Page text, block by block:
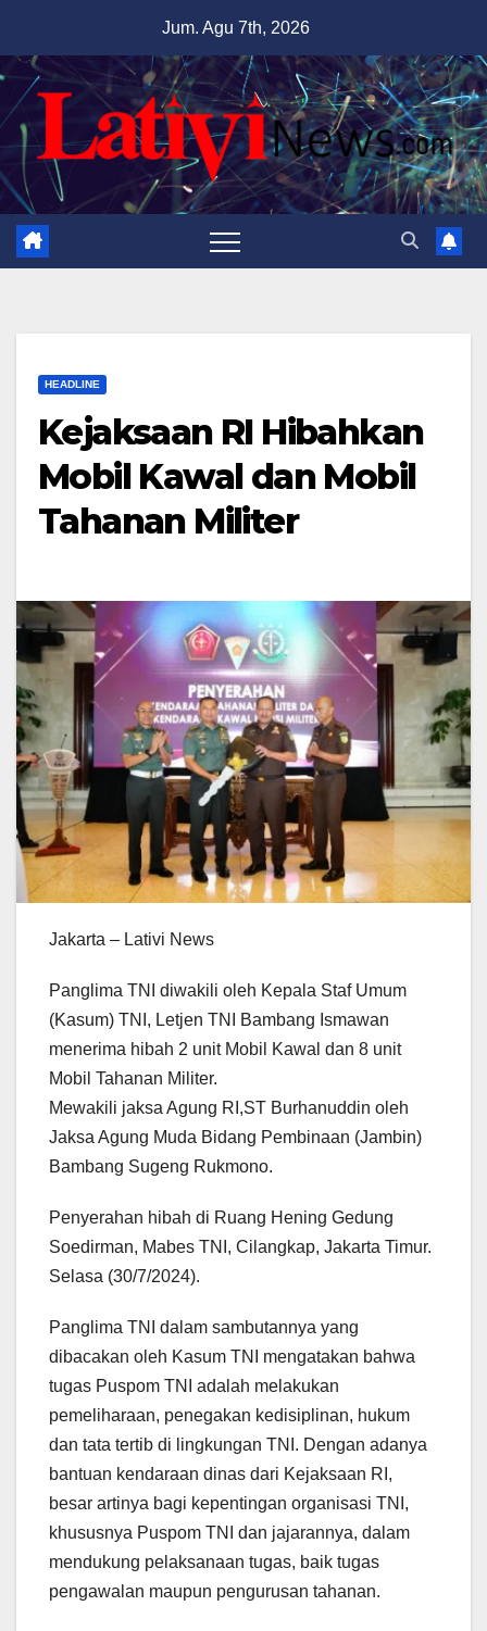
content
Jum. Agu 7th, 2026
HEADLINE
Kejaksaan RI Hibahkan
Mobil Kawal dan Mobil
Tahanan Militer
Jakarta – Lativi News
Panglima TNI diwakili oleh Kepala Staf Umum
(Kasum) TNI, Letjen TNI Bambang Ismawan
menerima hibah 2 unit Mobil Kawal dan 8 unit
Mobil Tahanan Militer.
Mewakili jaksa Agung RI,ST Burhanuddin oleh
Jaksa Agung Muda Bidang Pembinaan (Jambin)
Bambang Sugeng Rukmono.
Penyerahan hibah di Ruang Hening Gedung
Soedirman, Mabes TNI, Cilangkap, Jakarta Timur.
Selasa (30/7/2024).
Panglima TNI dalam sambutannya yang
dibacakan oleh Kasum TNI mengatakan bahwa
tugas Puspom TNI adalah melakukan
pemeliharaan, penegakan kedisiplinan, hukum
dan tata tertib di lingkungan TNI. Dengan adanya
bantuan kendaraan dinas dari Kejaksaan RI,
besar artinya bagi kepentingan organisasi TNI,
khususnya Puspom TNI dan jajarannya, dalam
mendukung pelaksanaan tugas, baik tugas
pengawalan maupun pengurusan tahanan.